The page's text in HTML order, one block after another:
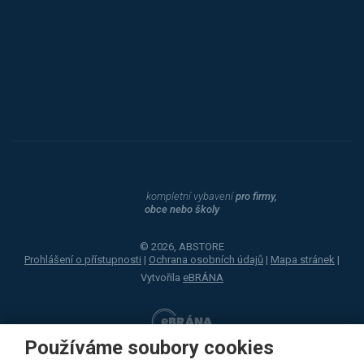
Používáme soubory cookies
kompletní vybavenípro firmy,
obce nebo školy
© 2026, ABSTORE
Prohlášení o přístupnosti | Ochrana osobních údajů | Mapa stránek |
Vytvořila eBRÁNA